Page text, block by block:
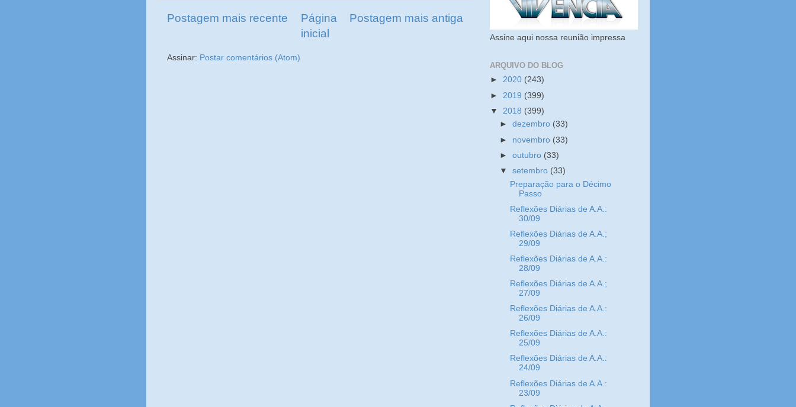
Postagem mais recente Postagem mais antiga
Página
inicial
Assinar: Postar comentários (Atom)
Assine aqui nossa reunião impressa
ARQUIVO DO BLOG
► 2020 (243)
► 2019 (399)
▼ 2018 (399)
►dezembro (33)
► novembro (33)
►outubro (33)
▼setembro (33)
Preparação para o Décimo
Passo
Reflexões Diárias de A.A.:
30/09
Reflexões Diárias de A.A.;
29/09
Reflexões Diárias de A.A.:
28/09
Reflexões Diárias de A.A.;
27/09
Reflexões Diárias de A.A.:
26/09
Reflexões Diárias de A.A.:
25/09
Reflexões Diárias de A.A.:
24/09
Reflexões Diárias de A.A.:
23/09